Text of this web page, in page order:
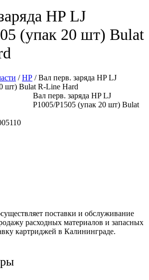
HP LJ
(упак 20 шт) Bulat
/HP / Вал перв. заряда HP LJ
шт) Bulat R-Line Hard
Вал перв. заряда HP LJ
P1005/P1505 (упак 20 шт) Bulat
поставки и обслуживание
расходных материалов и запасных
картриджей в Калининграде.